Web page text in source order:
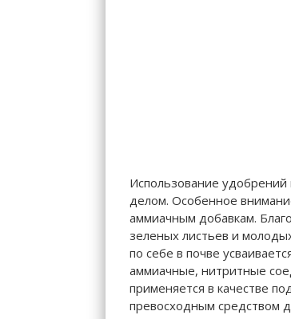
Использование
делом. Особенное
аммиачным добавкам.
зеленых листьев и
по себе в почве
аммиачные, нитритные
применяется в качестве
превосходным средством